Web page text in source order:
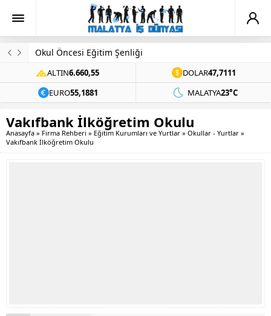
Okul Öncesi Eğitim Şenliği
ALTIN6.660,55 DOLAR47,7111
EURO55,1881 MALATYA23°C
Vakıfbank İlköğretim Okulu
Anasayfa » Firma Rehberi » Eğitim Kurumları ve Yurtlar » Okullar - Yurtlar »
Vakıfbank İlköğretim Okulu